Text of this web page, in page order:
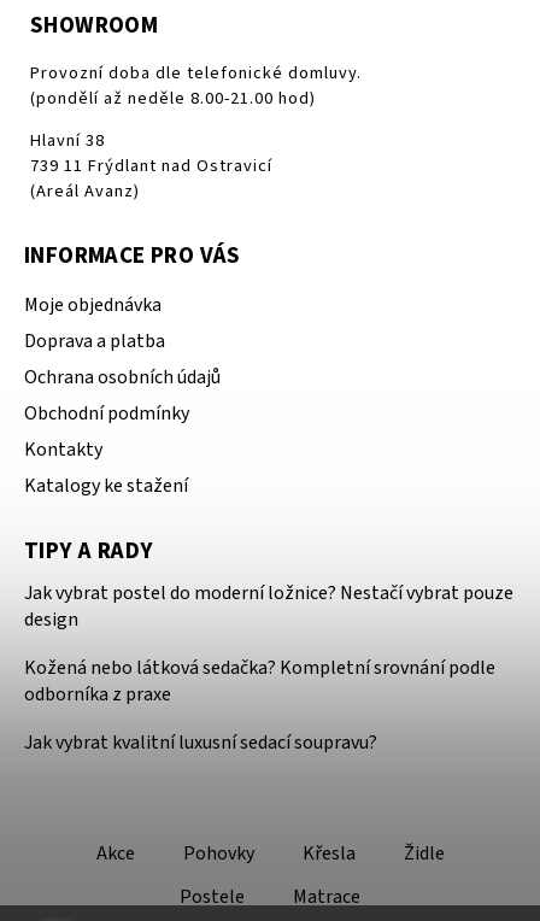
SHOWROOM
Provozní doba dle telefonické domluvy.
(pondělí až neděle 8.00-21.00 hod)
Hlavní 38
739 11 Frýdlant nad Ostravicí
(Areál Avanz)
INFORMACE PRO VÁS
Moje objednávka
Doprava a platba
Ochrana osobních údajů
Obchodní podmínky
Kontakty
Katalogy ke stažení
TIPY A RADY
Jak vybrat postel do moderní ložnice? Nestačí vybrat pouze
design
Kožená nebo látková sedačka? Kompletní srovnání podle
odborníka z praxe
Jak vybrat kvalitní luxusní sedací soupravu?
Akce Pohovky Křesla
Židle
Postele
Matrace